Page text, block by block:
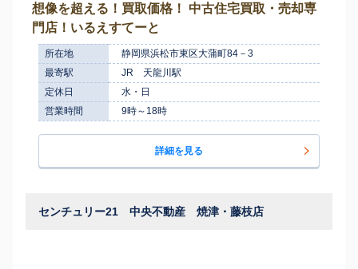
想像を超える！買取価格！ 中古住宅買取・売却専
門店！いるえすてーと
所在地
静岡県浜松市東区大蒲町84－3
最寄駅
JR 天龍川駅
定休日
水・日
営業時間
9時～18時
詳細を見る
センチュリー21 中央不動産 焼津・藤枝店